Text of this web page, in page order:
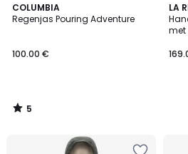
COLUMBIA
Regenjas Pouring Adventure
100.00 €
5
/
5
/
LA
met
4